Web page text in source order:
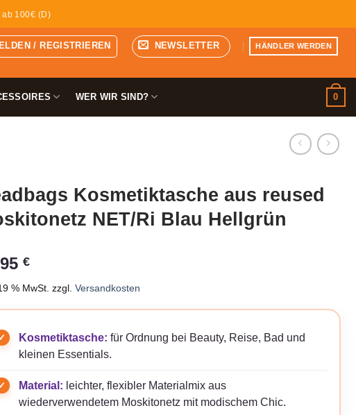
ab 100€ (D)
/ REGISTRIEREN NEWSLETTER HÄNDLER WERDEN
WER WIR SIND? 0
Kosmetiktasche aus reused
NET/Ri Blau Hellgrün
€
% MwSt. zzgl. Versandkosten
Kosmetiktasche: für Ordnung bei Beauty, Reise, Bad und
kleinen Essentials.
Material: leichter, flexibler Materialmix aus
wiederverwendetem Moskitonetz mit modischem Chic.